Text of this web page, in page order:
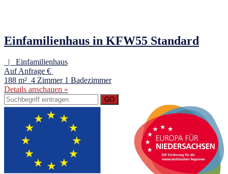
Einfamilienhaus in KFW55 Standard
| Einfamilienhaus
Auf Anfrage €
188 m² 4 Zimmer 1 Badezimmer
Details anschauen »